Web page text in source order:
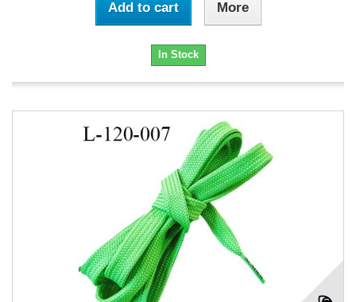
Add to cart More
In Stock